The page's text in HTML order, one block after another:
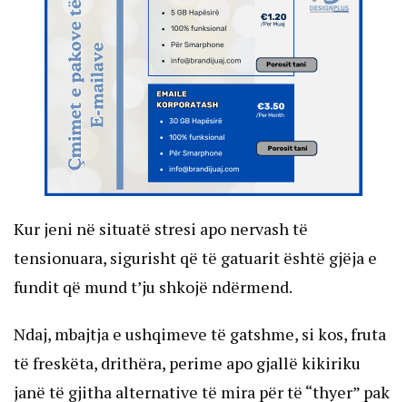
Kur jeni në situatë stresi apo nervash të
tensionuara, sigurisht që të gatuarit është gjëja e
fundit që mund t’ju shkojë ndërmend.
Ndaj, mbajtja e ushqimeve të gatshme, si kos, fruta
të freskëta, drithëra, perime apo gjallë kikiriku
janë të gjitha alternative të mira për të “thyer” pak